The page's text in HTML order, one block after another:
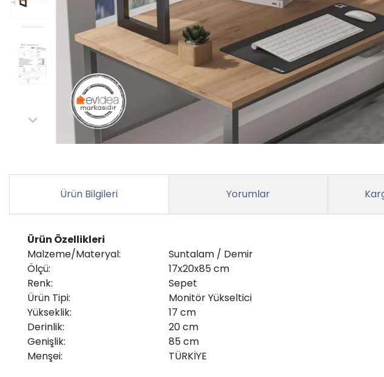
Ürün Bilgileri Yorumlar
Ürün Özellikleri
Malzeme/Materyal:
Suntalam / Demir
Ölçü:
17x20x85 cm
Renk:
Sepet
Ürün Tipi:
Monitör Yükseltici
Yükseklik:
17 cm
Derinlik:
20 cm
Genişlik:
85 cm
Menşei:
TÜRKİYE